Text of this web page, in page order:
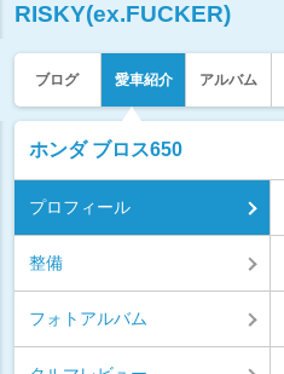
RISKY(ex.FUCKER)
ブログ 愛車紹介 アルバム
ホンダ ブロス650
プロフィール
整備
フォトアルバム